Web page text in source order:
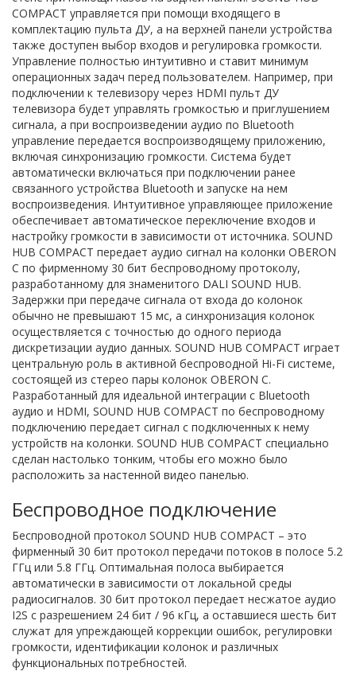
COMPACT управляется при помощи входящего в
комплектацию пульта ДУ, а на верхней панели устройства
также доступен выбор входов и регулировка громкости.
Управление полностью интуитивно и ставит минимум
операционных задач перед пользователем. Например, при
подключении к телевизору через HDMI пульт ДУ
телевизора будет управлять громкостью и приглушением
сигнала, а при воспроизведении аудио по Bluetooth
управление передается воспроизводящему приложению,
включая синхронизацию громкости. Система будет
автоматически включаться при подключении ранее
связанного устройства Bluetooth и запуске на нем
воспроизведения. Интуитивное управляющее приложение
обеспечивает автоматическое переключение входов и
настройку громкости в зависимости от источника. SOUND
HUB COMPACT передает аудио сигнал на колонки OBERON
C по фирменному 30 бит беспроводному протоколу,
разработанному для знаменитого DALI SOUND HUB.
Задержки при передаче сигнала от входа до колонок
обычно не превышают 15 мс, а синхронизация колонок
осуществляется с точностью до одного периода
дискретизации аудио данных. SOUND HUB COMPACT играет
центральную роль в активной беспроводной Hi-Fi системе,
состоящей из стерео пары колонок OBERON C.
Разработанный для идеальной интеграции с Bluetooth
аудио и HDMI, SOUND HUB COMPACT по беспроводному
подключению передает сигнал с подключенных к нему
устройств на колонки. SOUND HUB COMPACT специально
сделан настолько тонким, чтобы его можно было
расположить за настенной видео панелью.
Беспроводное подключение
Беспроводной протокол SOUND HUB COMPACT – это
фирменный 30 бит протокол передачи потоков в полосе 5.2
ГГц или 5.8 ГГц. Оптимальная полоса выбирается
автоматически в зависимости от локальной среды
радиосигналов. 30 бит протокол передает несжатое аудио
I2S с разрешением 24 бит / 96 кГц, а оставшиеся шесть бит
служат для упреждающей коррекции ошибок, регулировки
громкости, идентификации колонок и различных
функциональных потребностей.